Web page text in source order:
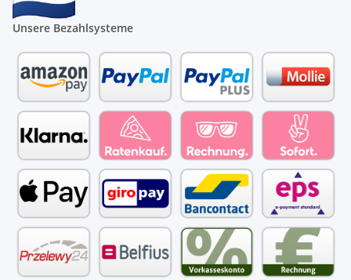
Unsere Bezahlsysteme